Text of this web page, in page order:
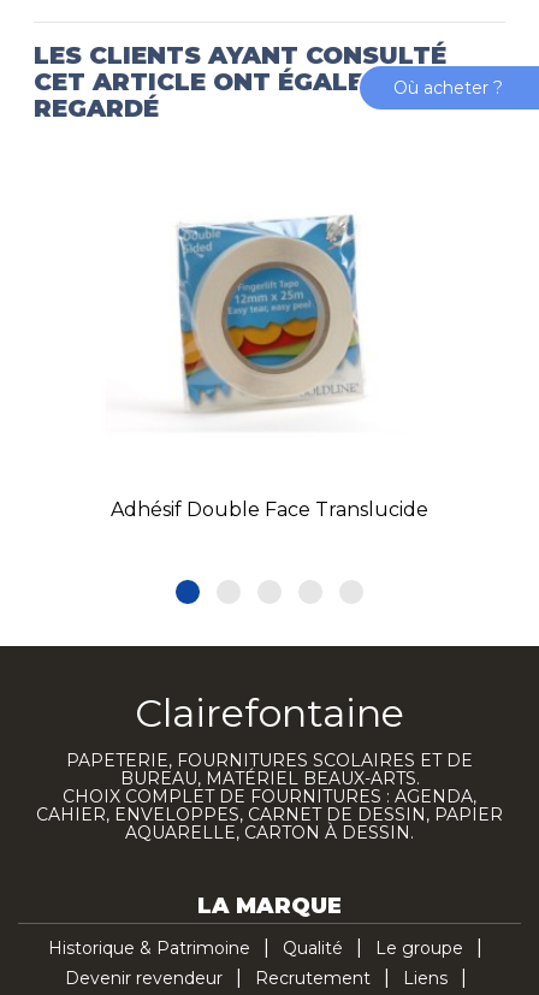
LES CLIENTS AYANT CONSULTÉ
CET ARTICLE ONT ÉGALEMENT
REGARDÉ
Adhésif Double Face Translucide
Clairefontaine
PAPETERIE, FOURNITURES SCOLAIRES ET DE
BUREAU, MATÉRIEL BEAUX-ARTS.
CHOIX COMPLET DE FOURNITURES : AGENDA,
CAHIER, ENVELOPPES, CARNET DE DESSIN, PAPIER
AQUARELLE, CARTON À DESSIN.
LA MARQUE
Historique & Patrimoine Qualité
Le groupe
Devenir revendeur
Recrutement
Liens
Où acheter ?